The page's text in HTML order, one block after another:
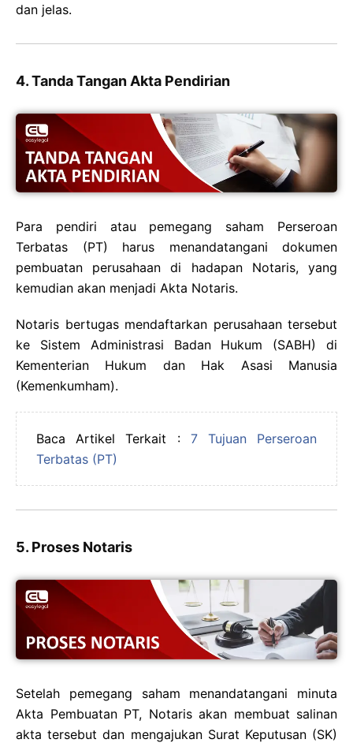
dan jelas.
4. Tanda Tangan Akta Pendirian
Para pendiri atau pemegang saham Perseroan
Terbatas (PT) harus menandatangani dokumen
pembuatan perusahaan di hadapan Notaris, yang
kemudian akan menjadi Akta Notaris.
Notaris bertugas mendaftarkan perusahaan tersebut
ke Sistem Administrasi Badan Hukum (SABH) di
Kementerian Hukum dan Hak Asasi Manusia
(Kemenkumham).
Baca Artikel Terkait : 7 Tujuan Perseroan
Terbatas (PT)
5. Proses Notaris
Setelah pemegang saham menandatangani minuta
Akta Pembuatan PT, Notaris akan membuat salinan
akta tersebut dan mengajukan Surat Keputusan (SK)